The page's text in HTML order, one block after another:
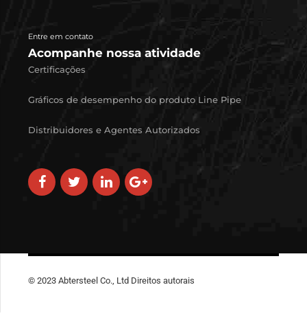
Entre em contato
Acompanhe nossa atividade
Certificações
Gráficos de desempenho do produto Line Pipe
Distribuidores e Agentes Autorizados
© 2023 Abtersteel Co., Ltd Direitos autorais